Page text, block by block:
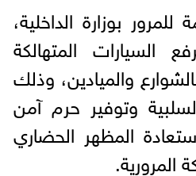
بوزارة الداخلية،
السيارات المتهالكة
والميادين، وذلك
وتوفير حرم آمن
المظهر الحضاري
المرورية.